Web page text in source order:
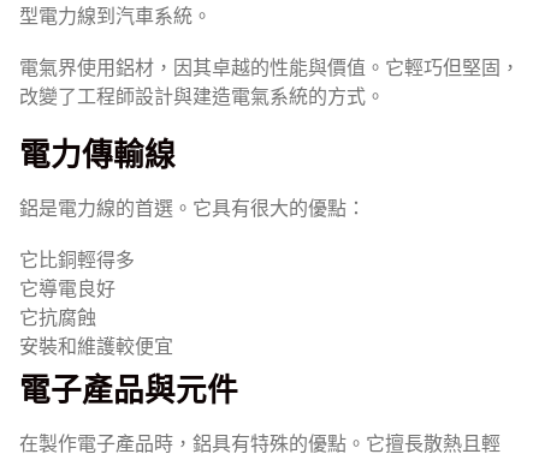
型電力線到汽車系統。
電氣界使用鋁材，因其卓越的性能與價值。它輕巧但堅固，
改變了工程師設計與建造電氣系統的方式。
電力傳輸線
鋁是電力線的首選。它具有很大的優點：
它比銅輕得多
它導電良好
它抗腐蝕
安裝和維護較便宜
電子產品與元件
在製作電子產品時，鋁具有特殊的優點。它擅長散熱且輕